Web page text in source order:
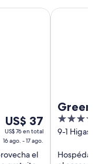
Del
16
ago
al
US$ 37
US$ 76 en total
16 ago. - 17 ago.
el
Green
3.5
out
5
9-1
Hospédate
Green Hill